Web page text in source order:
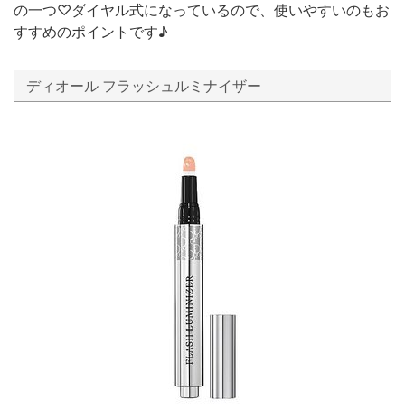
の一つ♡ダイヤル式になっているので、使いやすいのもお
すすめのポイントです♪
ディオール フラッシュルミナイザー